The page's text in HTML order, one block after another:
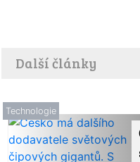
Další články
Technologie